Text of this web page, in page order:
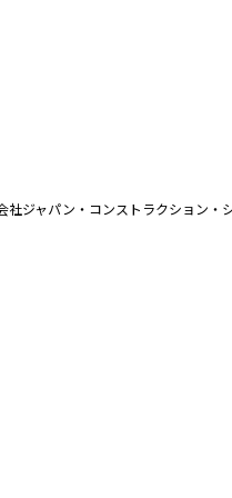
ジャパン・コンストラクション・